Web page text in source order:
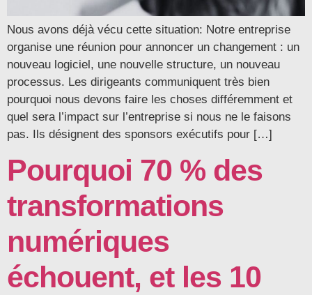
Nous avons déjà vécu cette situation: Notre entreprise
organise une réunion pour annoncer un changement : un
nouveau logiciel, une nouvelle structure, un nouveau
processus. Les dirigeants communiquent très bien
pourquoi nous devons faire les choses différemment et
quel sera l’impact sur l’entreprise si nous ne le faisons
pas. Ils désignent des sponsors exécutifs pour […]
Pourquoi 70 % des
transformations
numériques
échouent, et les 10